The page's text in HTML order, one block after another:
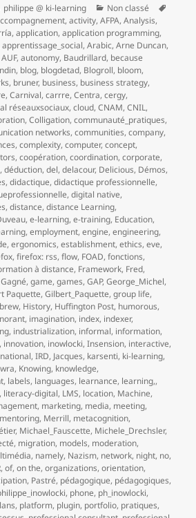
Auteur
philippe @ ki-learning Catégories
Non classé
,activity,AFPA,Analysis,
,application,application programming,
apprentissage_social,Arabic,Arne Duncan,
AUF,autonomy, Baudrillard, because
, blog, blogdetad, Blogroll, bloom,
, bruner, business, business strategy,
,Carnival,carrre,Centra,cergy,
réseauxsociaux,cloud,CNAM,CNIL,
,Colligation,communauté_pratiques,
networks,communities,company,
,complexity,computer,concept,
,coopération,coordination,corporate,
,déduction,del,delacour, Delicious, Démos,
,didactique,didactique professionnelle,
,digital native,
,distance,distance Learning,
,e-learning,e-training, Education,
,employment,engine,engineering,
,ergonomics,establishment,ethics,eve,
,firefox: rss,flow, FOAD,fonctions,
à distance, Framework, Fred,
Gagné,game,games,GAP,George_Michel,
Paquette,Gilbert_Paquette,group life,
, History, Huffington Post, humorous,
, imagination, index, indexer,
, industrialization, informal, information,
, innovation, inowlocki,Insension, interactive,
,IRD, Jacques, karsenti, ki-learning,
, Knowing, knowledge,
, labels, languages, learnance, learning,,
, literacy-digital, LMS, location, Machine,
, marketing, media, meeting,
mentoring, Merrill, metacognition,
, Michael_Fauscette, Michele_Drechsler,
, migration, models, moderation,
, namely, Nazism, network, night, no,
,of,on the,organizations,orientation,
, Pastré, pédagogique, pédagogiques,
, phone, ph_inowlocki,
, platform, plugin, portfolio, pratiques,